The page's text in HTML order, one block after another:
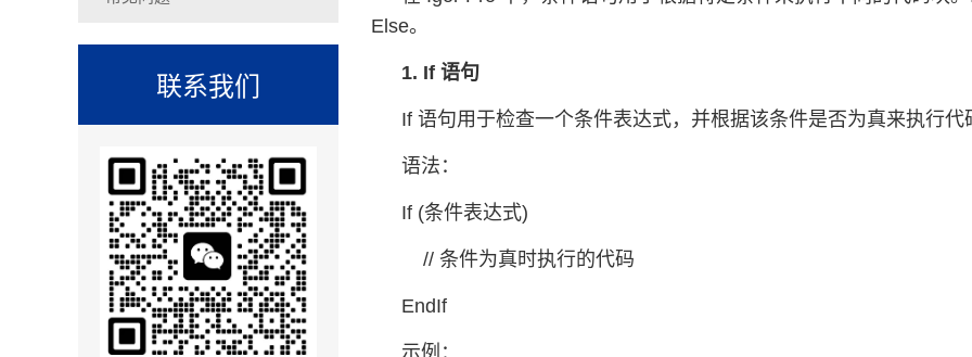
联系我们
Else。
1. If 语句
If 语句用于检查一个条件表达式，并根据该条件是否为真来执行代
语法：
If (条件表达式)
// 条件为真时执行的代码
EndIf
示例：